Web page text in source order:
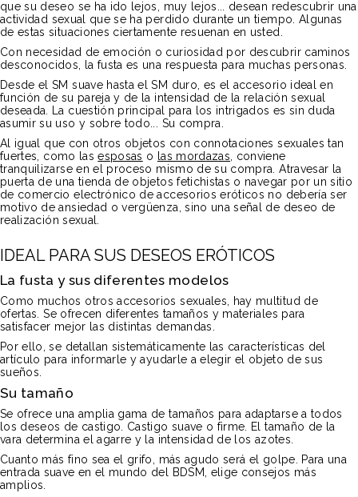
que su deseo se ha ido lejos, muy lejos... desean redescubrir una
actividad sexual que se ha perdido durante un tiempo. Algunas
de estas situaciones ciertamente resuenan en usted.
Con necesidad de emoción o curiosidad por descubrir caminos
desconocidos, la fusta es una respuesta para muchas personas.
Desde el SM suave hasta el SM duro, es el accesorio ideal en
función de su pareja y de la intensidad de la relación sexual
deseada. La cuestión principal para los intrigados es sin duda
asumir su uso y sobre todo... Su compra.
Al igual que con otros objetos con connotaciones sexuales tan
fuertes, como lasesposas o las mordazas , conviene
tranquilizarse en el proceso mismo de su compra. Atravesar la
puerta de una tienda de objetos fetichistas o navegar por un sitio
de comercio electrónico de accesorios eróticos no debería ser
motivo de ansiedad o vergüenza, sino una señal de deseo de
realización sexual.
IDEAL PARA SUS DESEOS ERÓTICOS
La fusta y sus diferentes modelos
Como muchos otros accesorios sexuales, hay multitud de
ofertas. Se ofrecen diferentes tamaños y materiales para
satisfacer mejor las distintas demandas.
Por ello, se detallan sistemáticamente las características del
artículo para informarle y ayudarle a elegir el objeto de sus
sueños.
Su tamaño
Se ofrece una amplia gama de tamaños para adaptarse a todos
los deseos de castigo. Castigo suave o firme. El tamaño de la
vara determina el agarre y la intensidad de los azotes.
Cuanto más fino sea el grifo, más agudo será el golpe. Para una
entrada suave en el mundo del BDSM, elige consejos más
amplios.